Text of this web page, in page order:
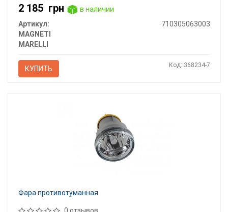
2 185 грн
в наличии
Артикул:
710305063003
MAGNETI
MARELLI
КУПИТЬ Код: 368234-7
Фара противотуманная